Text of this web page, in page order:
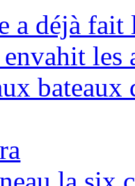
a déjà
les
bateaux